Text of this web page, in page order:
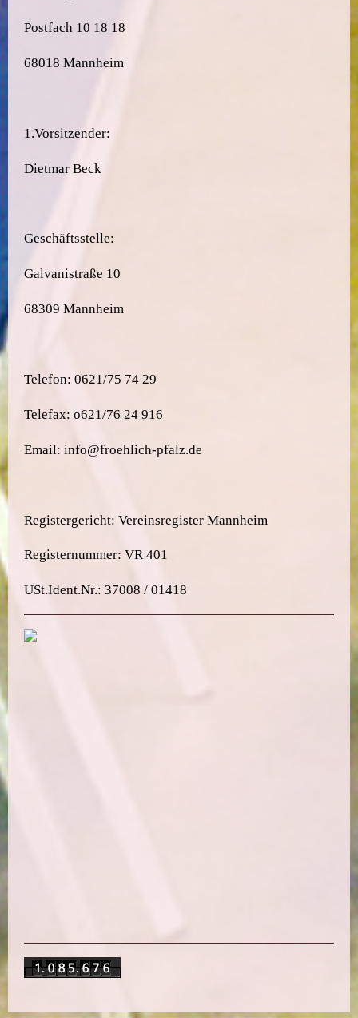
Postfach 10 18 18
68018 Mannheim
1.Vorsitzender:
Dietmar Beck
Geschäftsstelle:
Galvanistraße 10
68309 Mannheim
Telefon: 0621/75 74 29
Telefax: o621/76 24 916
Email: info@froehlich-pfalz.de
Registergericht: Vereinsregister Mannheim
Registernummer: VR 401
USt.Ident.Nr.: 37008 / 01418